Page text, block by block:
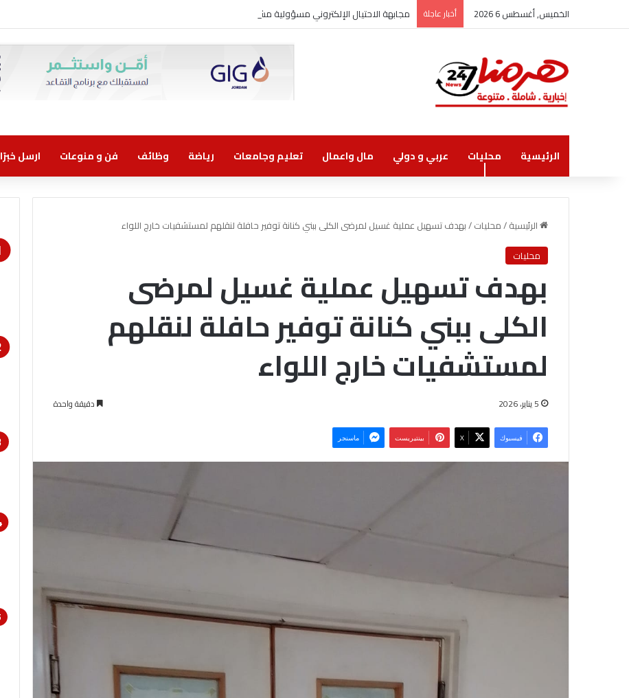
الخميس, أغسطس 6 2026 أخبار عاجلة مجابهة الاحتيال الإلكتروني مسؤولية مشتركة
الرئيسية محليات عربي و دولي مال واعمال تعليم وجامعات رياضة وظائف فن و منوعات ارسل خبرًا
الرئيسية/محليات/
محليات
‎بهدف تسهيل عملية غسيل لمرضى
الكلى ببني كنانة ‎توفير حافلة لنقلهم
لمستشفيات خارج اللواء
5 يناير، 2026 دقيقة واحدة
فيسبوك ‫X بينتيريست ماسنجر